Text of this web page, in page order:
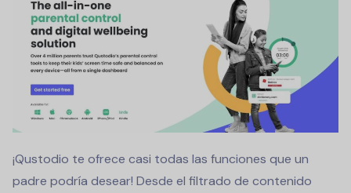
¡Qustodio te ofrece casi todas las funciones que un
padre podría desear! Desde el filtrado de contenido